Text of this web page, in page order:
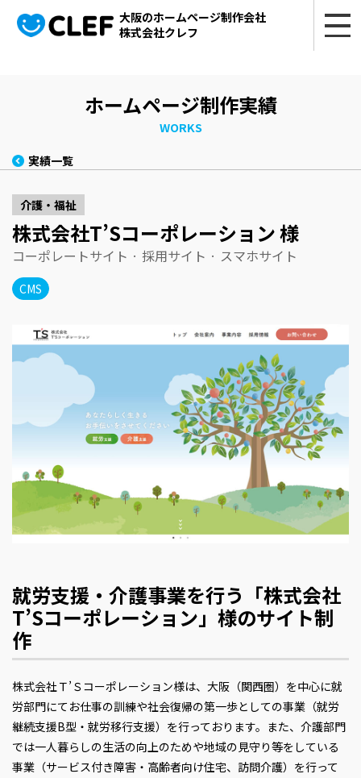
大阪のホームページ制作会社
株式会社クレフ
ホームページ制作実績
WORKS
実績一覧
介護・福祉
株式会社T’Sコーポレーション 様
コーポレートサイト · 採用サイト · スマホサイト
CMS
就労支援・介護事業を行う「株式会社
T’Sコーポレーション」様のサイト制
作
株式会社Ｔ’Ｓコーポレーション様は、大阪（関西圏）を中心に就
労部門にてお仕事の訓練や社会復帰の第一歩としての事業（就労
継続支援B型・就労移行支援）を行っております。また、介護部門
では一人暮らしの生活の向上のためや地域の見守り等をしている
事業（サービス付き障害・高齢者向け住宅、訪問介護）を行って